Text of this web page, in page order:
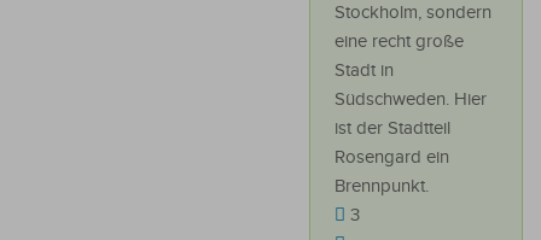
Stockholm, sondern
eine recht große
Stadt in
Südschweden. Hier
ist der Stadtteil
Rosengard ein
Brennpunkt.
3